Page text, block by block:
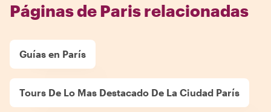
Páginas de Paris relacionadas
Guías en París
Tours De Lo Mas Destacado De La Ciudad París